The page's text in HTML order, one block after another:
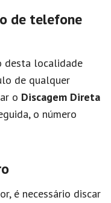
de telefone
desta localidade
de qualquer
o Discagem Direta
o número
é necessário discar